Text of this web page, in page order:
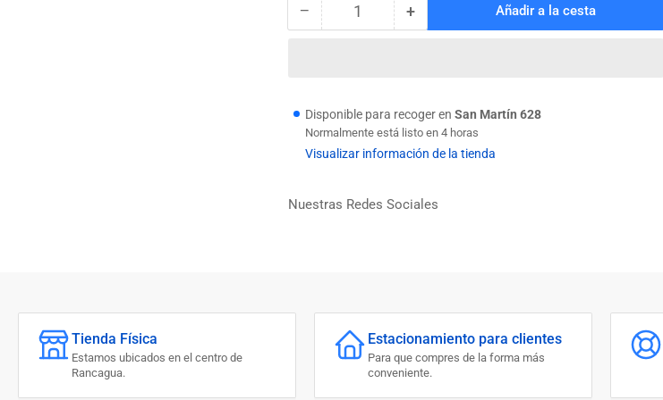
− Reducir
CALIB.
1/2
GALV.
Cantidad +Aumentar
CALIB.
1/2
GALV.
Añadir a la cesta
Disponible para recoger en San Martín 628
Normalmente está listo en 4 horas
Visualizar información de la tienda
Nuestras Redes Sociales
Tienda Física
Estamos ubicados en el centro de
Rancagua.
Estacionamiento para clientes
Para que compres de la forma más
conveniente.